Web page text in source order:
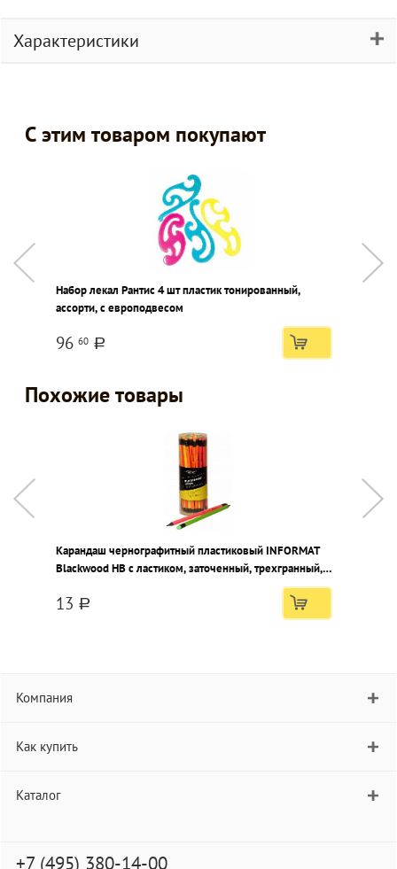
Характеристики
С этим товаром покупают
Набор лекал Рантис 4 шт пластик тонированный,
ассорти, с европодвесом
96 60 a
Похожие товары
Карандаш чернографитный пластиковый INFORMAT
Blackwood НВ с ластиком, заточенный, трехгранный,
13 a
Компания
Как купить
Каталог
+7 (495) 380-14-00